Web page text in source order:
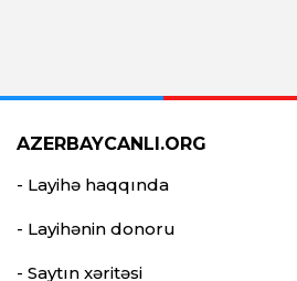
AZERBAYCANLI.ORG
- Layihə haqqında
- Layihənin donoru
- Saytın xəritəsi